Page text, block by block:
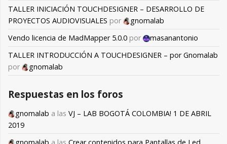
TALLER INICIACIÓN TOUCHDESIGNER – DESARROLLO DE
PROYECTOS AUDIOVISUALES por
gnomalab
Vendo licencia de MadMapper 5.0.0 por
masanantonio
TALLER INTRODUCCIÓN A TOUCHDESIGNER – por Gnomalab
por
gnomalab
Respuestas en los foros
gnomalab a las VJ – LAB BOGOTÁ COLOMBIA! 1 DE ABRIL
2019
gnomalab a las Crear contenidos para Pantallas de Led